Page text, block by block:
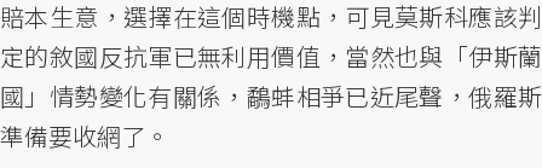
賠本生意，選擇在這個時機點，可見莫斯科應該判
定的敘國反抗軍已無利用價值，當然也與「伊斯蘭
國」情勢變化有關係，鷸蚌相爭已近尾聲，俄羅斯
準備要收網了。